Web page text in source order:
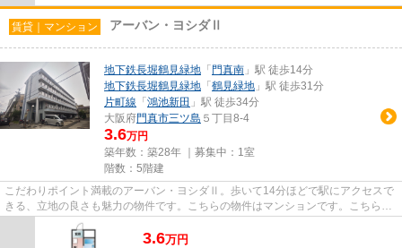
賃貸｜マンション アーバン・ヨシダⅡ
地下鉄長堀鶴見緑地 「 門真南 」駅 徒歩14分
地下鉄長堀鶴見緑地 「 鶴見緑地 」駅 徒歩31分
片町線 「 鴻池新田 」駅 徒歩34分
大阪府門真市三ツ島 ５丁目8-4
3.6万円
築年数：築28年 ｜募集中： 1室
階数：5階建
こだわりポイント満載のアーバン・ヨシダⅡ。歩いて14分ほどで駅にアクセスで
きる、立地の良さも魅力の物件です。こちらの物件はマンションです。こちらは
エレベーター付きの物件です。...
3.6万円